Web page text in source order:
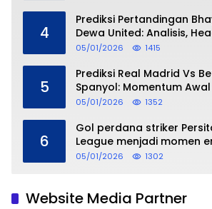
4
Prediksi Pertandingan
Dewa United: Analisis,
Perkiraan Skor
05/01/2026 1415
5
Prediksi Real Madrid Vs
Spanyol: Momentum
Taruhan
05/01/2026 1352
6
Gol perdana striker
League menjadi momen
dipersembahkan untuk
05/01/2026 1302
Website Media Partner